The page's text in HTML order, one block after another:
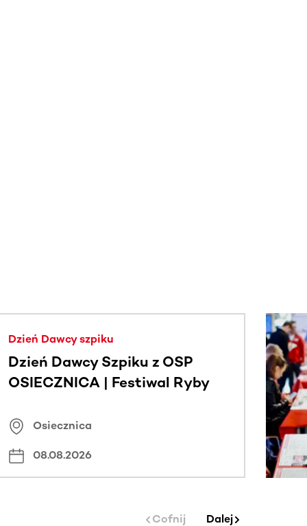
Dzień Dawcy szpiku
Dzień Dawcy Szpiku z OSP
OSIECZNICA | Festiwal Ryby
Osiecznica
08.08.2026
Cofnij Dalej